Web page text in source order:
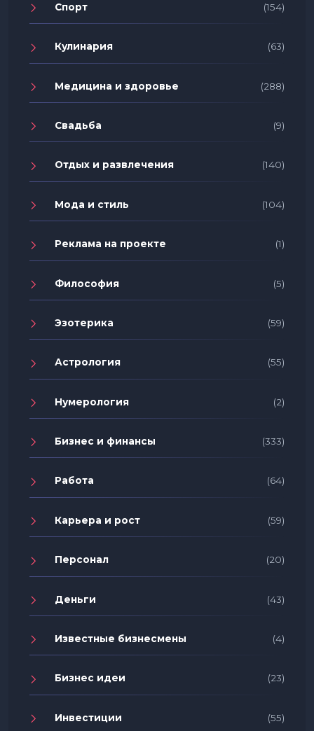
Спорт (154)
Кулинария (63)
Медицина и здоровье (288)
Свадьба (9)
Отдых и развлечения (140)
Мода и стиль (104)
Реклама на проекте (1)
Философия (5)
Эзотерика (59)
Астрология (55)
Нумерология (2)
Бизнес и финансы (333)
Работа (64)
Карьера и рост (59)
Персонал (20)
Деньги (43)
Известные бизнесмены (4)
Бизнес идеи (23)
Инвестиции (55)